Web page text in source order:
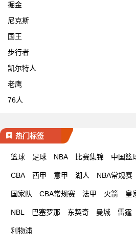
掘金
尼克斯
国王
步行者
凯尔特人
老鹰
76人
热门标签
篮球 足球 NBA 比赛集锦 中国篮
CBA 西甲 意甲 湖人 NBA常规赛
国家队 CBA常规赛 法甲 火箭 皇
NBL 巴塞罗那 东契奇 曼城 雷霆
利物浦